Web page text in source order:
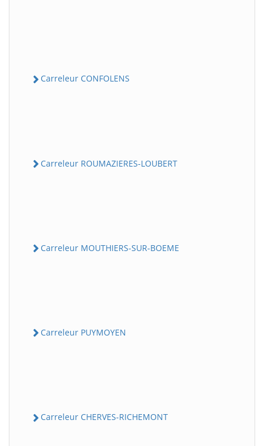
Carreleur CONFOLENS
Carreleur ROUMAZIERES-LOUBERT
Carreleur MOUTHIERS-SUR-BOEME
Carreleur PUYMOYEN
Carreleur CHERVES-RICHEMONT